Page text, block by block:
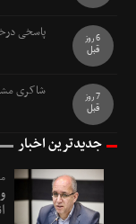
پاسخی
6 روز
قبل
شاکری
7 روز
قبل
جدیدترین اخبار